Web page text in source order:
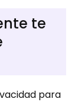
te
para